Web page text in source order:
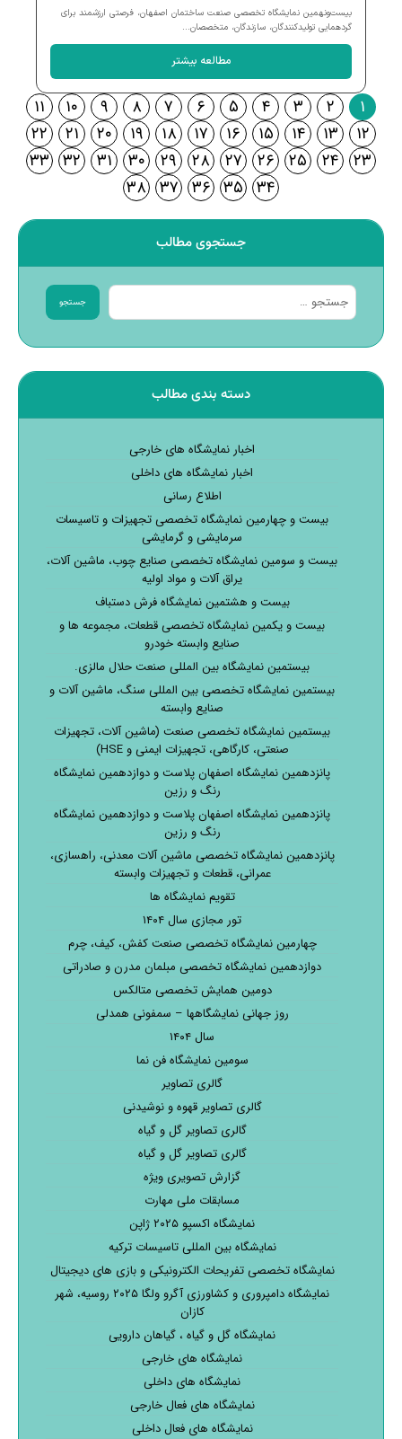
بیست‌ونهمین نمایشگاه تخصصی صنعت ساختمان اصفهان، فرصتی ارزشمند برای
گردهمایی تولیدکنندگان، سازندگان، متخصصان...
مطالعه بیشتر
۱ ۲ ۳ ۴ ۵ ۶ ۷ ۸ ۹ ۱۰
۱۱
۱۲
۱۳ ۱۴ ۱۵ ۱۶ ۱۷ ۱۸ ۱۹ ۲۰ ۲۱
۲۲
۲۳
۲۴ ۲۵ ۲۶ ۲۷ ۲۸ ۲۹ ۳۰ ۳۱ ۳۲ ۳۳
۳۴ ۳۵ ۳۶ ۳۷ ۳۸
جستجوی مطالب
جستجو
دسته بندی مطالب
اخبار نمایشگاه های خارجی
اخبار نمایشگاه های داخلی
اطلاع رسانی
بیست و چهارمین نمایشگاه تخصصی تجهیزات و تاسیسات
سرمایشی و گرمایشی
بیست و سومین نمایشگاه تخصصی صنایع چوب، ماشین آلات،
یراق آلات و مواد اولیه
بیست و هشتمین نمایشگاه فرش دستباف
بیست و یکمین نمایشگاه تخصصی قطعات، مجموعه ها و
صنایع وابسته خودرو
بیستمین نمایشگاه بین المللی صنعت حلال مالزی.
بیستمین نمایشگاه تخصصی بین المللی سنگ، ماشین آلات و
صنایع وابسته
بیستمین نمایشگاه تخصصی صنعت (ماشین آلات، تجهیزات
صنعتی، کارگاهی، تجهیزات ایمنی و HSE)
پانزدهمین نمایشگاه اصفهان پلاست و دوازدهمین نمایشگاه
رنگ و رزین
پانزدهمین نمایشگاه اصفهان پلاست و دوازدهمین نمایشگاه
رنگ و رزین
پانزدهمین نمایشگاه تخصصی ماشین آلات معدنی، راهسازی،
عمرانی، قطعات و تجهیزات وابسته
تقویم نمایشگاه ها
تور مجازی سال ۱۴۰۴
چهارمین نمایشگاه تخصصی صنعت کفش، کیف، چرم
دوازدهمین نمایشگاه تخصصی مبلمان مدرن و صادراتی
دومین همایش تخصصی متالکس
روز جهانی نمایشگاهها – سمفونی همدلی
سال ۱۴۰۴
سومین نمایشگاه فن نما
گالری تصاویر
گالری تصاویر قهوه و نوشیدنی
گالری تصاویر گل و گیاه
گالری تصاویر گل و گیاه
گزارش تصویری ویژه
مسابقات ملی مهارت
نمایشگاه اکسپو ۲۰۲۵ ژاپن
نمایشگاه بین المللی تاسیسات ترکیه
نمایشگاه تخصصی تفریحات الکترونیکی و بازی های دیجیتال
نمایشگاه دامپروری و کشاورزی آگرو ولگا ۲۰۲۵ روسیه، شهر
کازان
نمایشگاه گل و گیاه ، گیاهان دارویی
نمایشگاه های خارجی
نمایشگاه های داخلی
نمایشگاه های فعال خارجی
نمایشگاه های فعال داخلی